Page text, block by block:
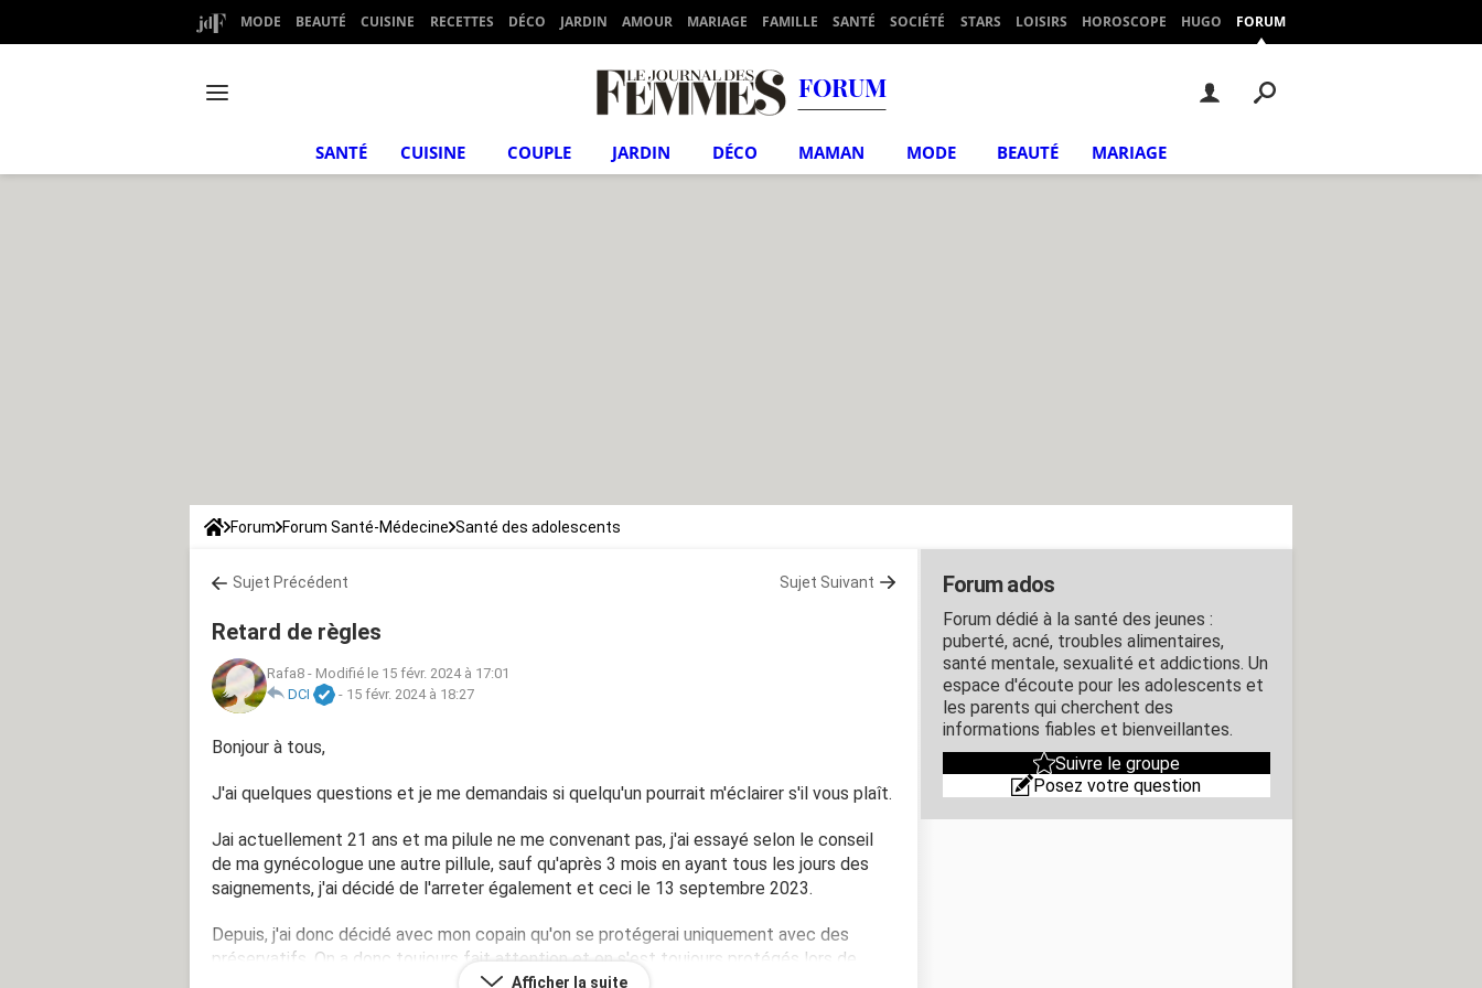
MODE BEAUTÉ CUISINE RECETTES DÉCO JARDIN AMOUR MARIAGE FAMILLE SANTÉ SOCIÉTÉ STARS LOISIRS HOROSCOPE HUGO FORUM
FORUM
SANTÉ CUISINE COUPLE JARDIN DÉCO MAMAN MODE BEAUTÉ MARIAGE
Forum Forum Santé-Médecine Santé des adolescents
Sujet Précédent Sujet Suivant
Retard de règles
Rafa8 - Modifié le 15 févr. 2024 à 17:01
DCI
- 15 févr. 2024 à 18:27
Bonjour à tous,
J'ai quelques questions et je me demandais si quelqu'un pourrait m'éclairer s'il vous plaît.
Jai actuellement 21 ans et ma pilule ne me convenant pas, j'ai essayé selon le conseil
de ma gynécologue une autre pillule, sauf qu'après 3 mois en ayant tous les jours des
saignements, j'ai décidé de l'arreter également et ceci le 13 septembre 2023.
Depuis, j'ai donc décidé avec mon copain qu'on se protégerai uniquement avec des
préservatifs. On a donc toujours fait attention et on s'est toujours protégés lors de
tous nos rapports depuis que je ne prends plus la pilule.
Afficher la suite
Forum ados
Forum dédié à la santé des jeunes :
puberté, acné, troubles alimentaires,
santé mentale, sexualité et addictions. Un
espace d'écoute pour les adolescents et
les parents qui cherchent des
informations fiables et bienveillantes.
Suivre le groupe
Posez votre question